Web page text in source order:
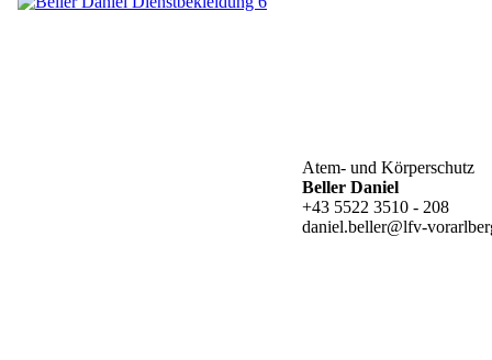
Atem- und Körperschutz
Beller Daniel
+43 5522 3510 - 208
daniel.beller@lfv-